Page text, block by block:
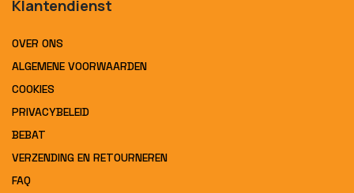
Klantendienst
OVER ONS
ALGEMENE VOORWAARDEN
COOKIES
PRIVACYBELEID
BEBAT
VERZENDING EN RETOURNEREN
FAQ